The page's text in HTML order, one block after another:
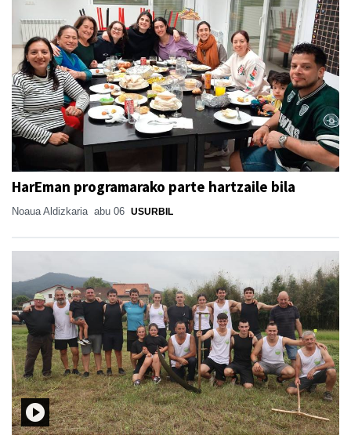
HarEman programarako parte hartzaile bila
Noaua Aldizkaria abu 06 USURBIL